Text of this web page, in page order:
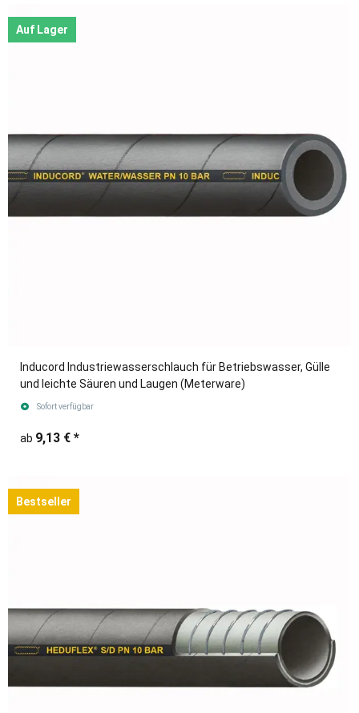
Auf Lager
Inducord Industriewasserschlauch für Betriebswasser, Gülle
und leichte Säuren und Laugen (Meterware)
Sofort verfügbar
ab 9,13 € *
Bestseller